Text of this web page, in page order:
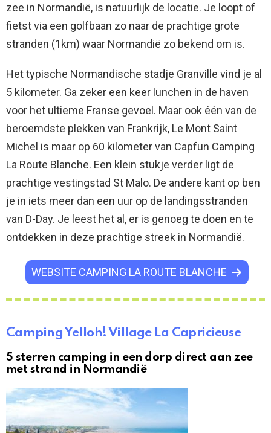
zee in Normandië, is natuurlijk de locatie. Je loopt of
fietst via een golfbaan zo naar de prachtige grote
stranden (1km) waar Normandië zo bekend om is.
Het typische Normandische stadje Granville vind je al
5 kilometer. Ga zeker een keer lunchen in de haven
voor het ultieme Franse gevoel. Maar ook één van de
beroemdste plekken van Frankrijk, Le Mont Saint
Michel is maar op 60 kilometer van Capfun Camping
La Route Blanche. Een klein stukje verder ligt de
prachtige vestingstad St Malo. De andere kant op ben
je in iets meer dan een uur op de landingsstranden
van D-Day. Je leest het al, er is genoeg te doen en te
ontdekken in deze prachtige streek in Normandië.
WEBSITE CAMPING LA ROUTE BLANCHE
Camping Yelloh! Village La Capricieuse
5 sterren camping in een dorp direct aan zee
met strand in Normandië